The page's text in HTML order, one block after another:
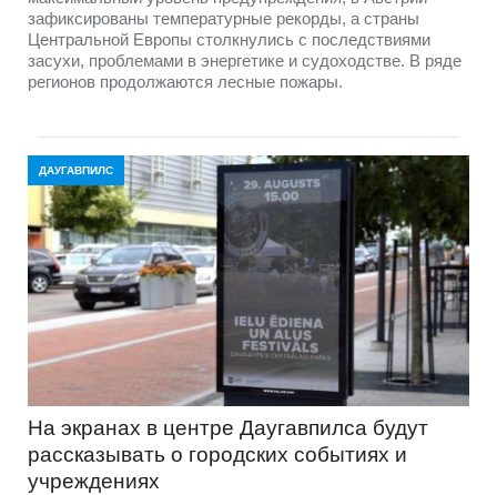
зафиксированы температурные рекорды, а страны
Центральной Европы столкнулись с последствиями
засухи, проблемами в энергетике и судоходстве. В ряде
регионов продолжаются лесные пожары.
ДАУГАВПИЛС
На экранах в центре Даугавпилса будут
рассказывать о городских событиях и
учреждениях